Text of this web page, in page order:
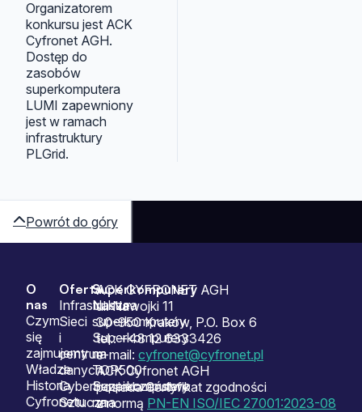
Organizatorem
konkursu jest ACK
Cyfronet AGH.
Dostęp do
zasobów
superkomputera
LUMI zapewniony
jest w ramach
infrastruktury
PLGrid.
Powrót do góry
Sitemap
O
nas
Czym
się
zajmujemy
Władze
Historia
Cyfronetu
Oferta
Infrastruktura
Sieci
i
centrum
danych
Cyberbezpieczeństwo
Sztuczna
Superkomputery
Nasze
superkomputery
Superkomputery
na
TOP500
Superkomputery
na
ACK CYFRONET AGH
ul. Nawojki 11
30-950 Kraków, P.O. Box 6
tel.: +48 12 6333426
e-mail: cyfronet@cyfronet.pl
ACK Cyfronet AGH
posiada Certyfikat zgodności
z normą PN-EN ISO/IEC 27001:2023-08